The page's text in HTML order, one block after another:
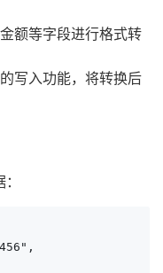
额等字段进行格式转
写入功能，将转换后